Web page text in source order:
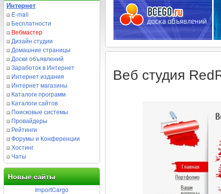
Интернет
E-mail
Бесплатности
Вебмастер
Дизайн студии
Домашние страницы
Доски объявлений
Заработок в Интернет
Интернет издания
Интернет магазины
Каталоги программ
Каталоги сайтов
Поисковые системы
Провайдеры
Рейтинги
Форумы и Конференции
Хостинг
Чаты
Новые сайты
ImportCargo
Веб студия